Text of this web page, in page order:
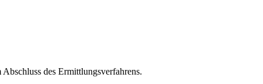
des Ermittlungsverfahrens.